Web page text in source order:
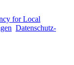
for Local
Datenschutz­